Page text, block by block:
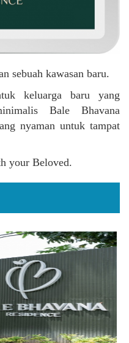
sebuah kawasan baru.
keluarga baru yang
Bale Bhavana
nyaman untuk tampat
your Beloved.